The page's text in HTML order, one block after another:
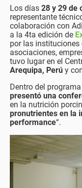
Los días 28 y 29 de
representante
colaboración con
a la 4ta edición de
por las instituciones
asociaciones,
tuvo lugar en el
Arequipa, Perú y
Dentro del
presentó una
en la nutrición
pronutrientes en la
performance“.